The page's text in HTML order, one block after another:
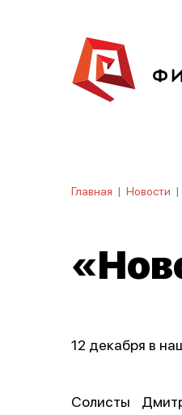
Главная | Новости |
12 декабря в
Солисты